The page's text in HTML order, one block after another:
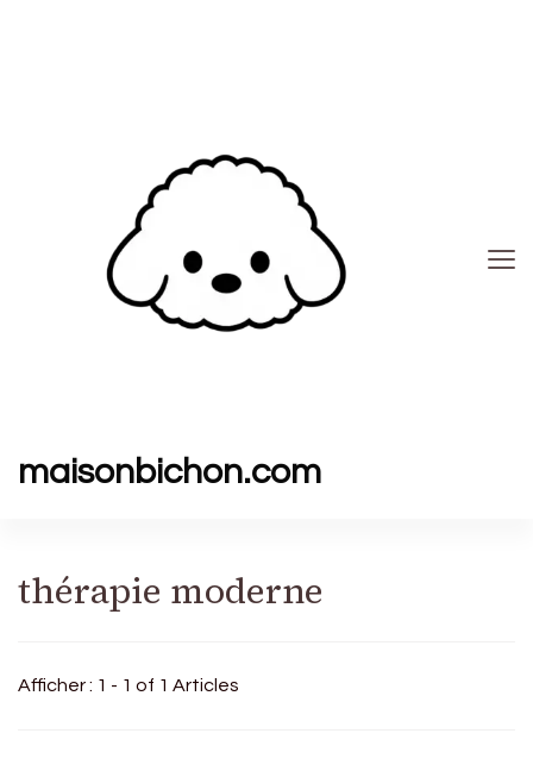
maisonbichon.com
thérapie moderne
Afficher : 1 - 1 of 1 Articles